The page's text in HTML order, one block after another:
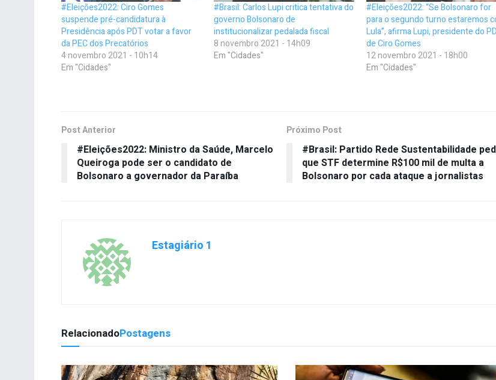
#Eleições2022: Ciro Gomes
suspende pré-candidatura à
Presidência após PDT votar a favor
da PEC dos Precatórios
4 novembro 2021 - 10h14
Em "Cidades"
#Brasil: Carlos Lupi critica tentativa do
governo Bolsonaro de
institucionalizar pedalada fiscal
8 novembro 2021 - 14h09
Em "Cidades"
#Eleições2022: “Se Bolsonaro for
para o segundo turno estaremos
Lula”, afirma Lupi, presidente do
de Ciro Gomes
12 novembro 2021 - 18h00
Em "Cidades"
Post Anterior
#Eleições2022: Ministro da Saúde, Marcelo
Queiroga pode ser o candidato de
Bolsonaro a governador da Paraíba
Próximo Post
#Brasil: Partido Rede Sustentabilidade
que STF determine R$100 mil de multa a
Bolsonaro por cada ataque a jornalistas
Estagiário 1
RelacionadoPostagens